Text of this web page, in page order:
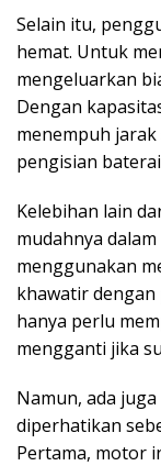
Selain itu,
hemat. Untuk
mengeluarkan
Dengan
menempuh
pengisian
Kelebihan lain
mudahnya
menggunakan
khawatir dengan
hanya perlu
mengganti jika
Namun, ada
diperhatikan
Pertama, motor